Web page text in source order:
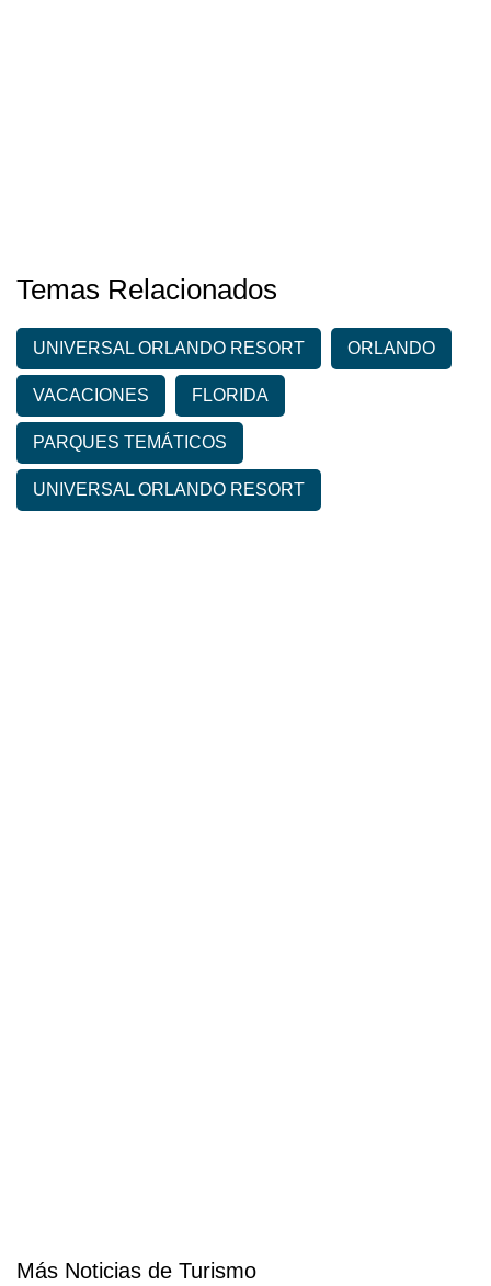
Temas Relacionados
UNIVERSAL ORLANDO RESORT ORLANDO
VACACIONES FLORIDA
PARQUES TEMÁTICOS
UNIVERSAL ORLANDO RESORT
Más Noticias de Turismo